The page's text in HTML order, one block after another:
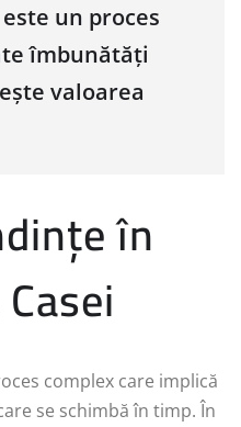
un proces
îmbunătăți
valoarea
în
complex care implică
se schimbă în timp. În